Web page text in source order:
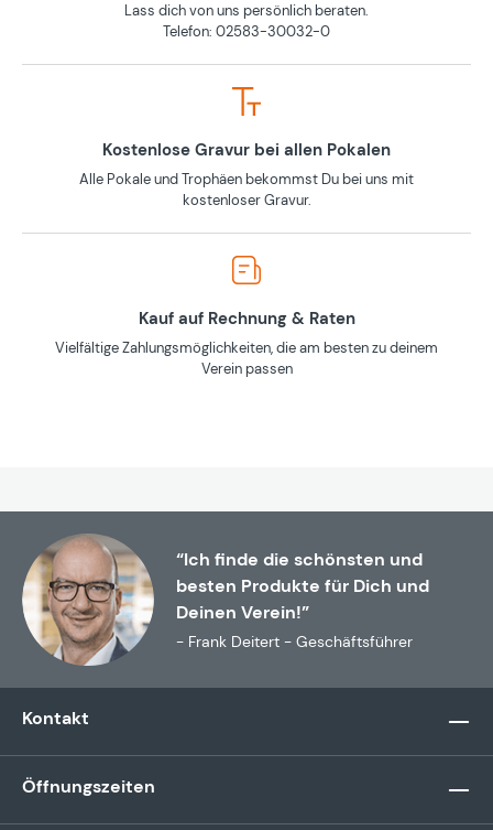
Lass dich von uns persönlich beraten.
Telefon: 02583-30032-0
Kostenlose Gravur bei allen Pokalen
Alle Pokale und Trophäen bekommst Du bei uns mit
kostenloser Gravur.
Kauf auf Rechnung & Raten
Vielfältige Zahlungsmöglichkeiten, die am besten zu deinem
Verein passen
“Ich finde die schönsten und
besten Produkte für Dich und
Deinen Verein!”
- Frank Deitert - Geschäftsführer
Kontakt
Öffnungszeiten